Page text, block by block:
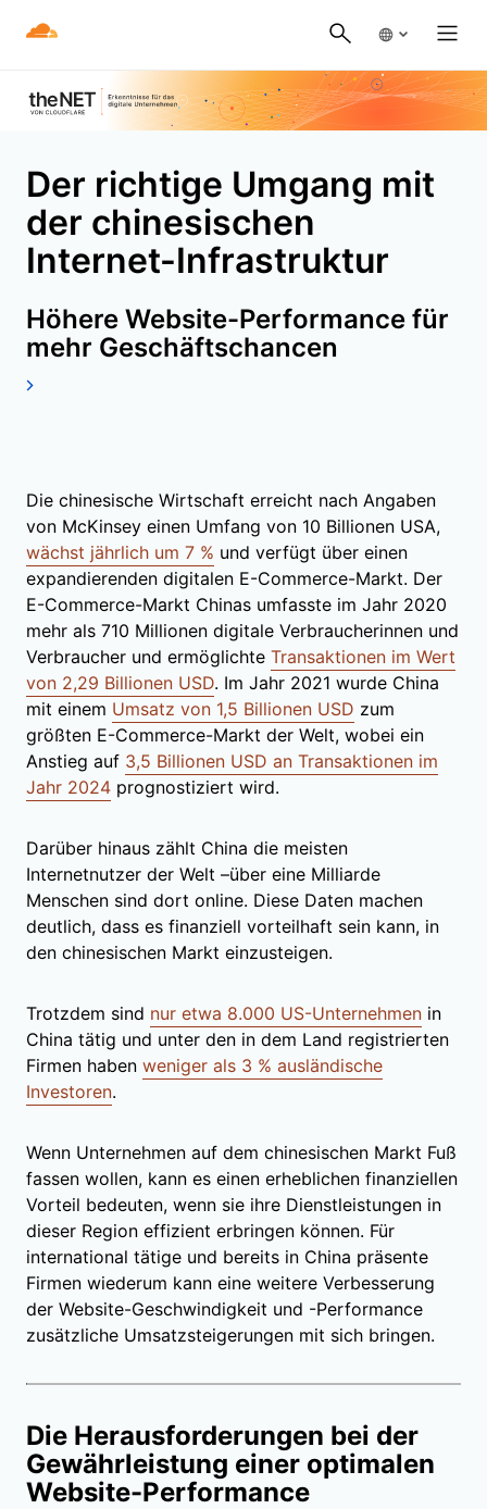
Der richtige Umgang mit
der chinesischen
Internet-Infrastruktur
Höhere Website-Performance für
mehr Geschäftschancen
Die chinesische Wirtschaft erreicht nach Angaben
von McKinsey einen Umfang von 10 Billionen USA,
wächst jährlich um 7 % und verfügt über einen
expandierenden digitalen E-Commerce-Markt. Der
E-Commerce-Markt Chinas umfasste im Jahr 2020
mehr als 710 Millionen digitale Verbraucherinnen und
Verbraucher und ermöglichte Transaktionen im Wert
von 2,29 Billionen USD. Im Jahr 2021 wurde China
mit einem Umsatz von 1,5 Billionen USD zum
größten E-Commerce-Markt der Welt, wobei ein
Anstieg auf 3,5 Billionen USD an Transaktionen im
Jahr 2024 prognostiziert wird.
Darüber hinaus zählt China die meisten
Internetnutzer der Welt –über eine Milliarde
Menschen sind dort online. Diese Daten machen
deutlich, dass es finanziell vorteilhaft sein kann, in
den chinesischen Markt einzusteigen.
Trotzdem sind nur etwa 8.000 US-Unternehmen in
China tätig und unter den in dem Land registrierten
Firmen haben weniger als 3 % ausländische
Investoren.
Wenn Unternehmen auf dem chinesischen Markt Fuß
fassen wollen, kann es einen erheblichen finanziellen
Vorteil bedeuten, wenn sie ihre Dienstleistungen in
dieser Region effizient erbringen können. Für
international tätige und bereits in China präsente
Firmen wiederum kann eine weitere Verbesserung
der Website-Geschwindigkeit und -Performance
zusätzliche Umsatzsteigerungen mit sich bringen.
Die Herausforderungen bei der
Gewährleistung einer optimalen
Website-Performance